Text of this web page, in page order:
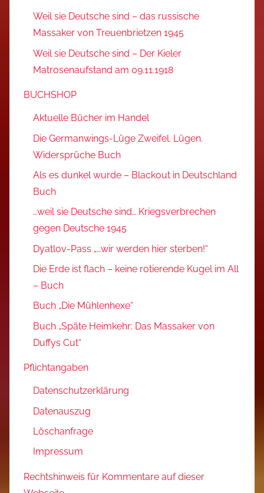
Weil sie Deutsche sind – das russische
Massaker von Treuenbrietzen 1945
Weil sie Deutsche sind – Der Kieler
Matrosenaufstand am 09.11.1918
BUCHSHOP
Aktuelle Bücher im Handel
Die Germanwings-Lüge Zweifel. Lügen.
Widersprüche Buch
Als es dunkel wurde – Blackout in Deutschland
Buch
…weil sie Deutsche sind… Kriegsverbrechen
gegen Deutsche 1945
Dyatlov-Pass „…wir werden hier sterben!“
Die Erde ist flach – keine rotierende Kugel im All
– Buch
Buch „Die Mühlenhexe“
Buch „Späte Heimkehr: Das Massaker von
Duffys Cut“
Pflichtangaben
Datenschutzerklärung
Datenauszug
Löschanfrage
Impressum
Rechtshinweis für Kommentare auf dieser